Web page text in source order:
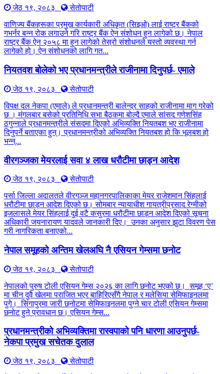
जेठ १९, २०८३
सेतोपाटी
वाणिज्य बैंकहरूका प्रमुख कार्यकारी अधिकृत (सिइओ) लाई राष्ट्र बैंकको
गभर्नर बन्न रोक लगाउने गरि राष्ट्र बैंक ऐन संशोधन हुन लागेको छ। नेपाल
राष्ट्र बैंक ऐन २०५८ मा हुन लागेको तेस्रो संशोधनले यस्तो व्यवस्था गर्न
लागेको हो। ऐन संशोधनको लागि गत...
नियतवश बोलेको भए प्रधानमन्त्रीले राजीनामा दिनुपर्छ- एमाले
जेठ १९, २०८३
सेतोपाटी
विपक्ष दल नेकपा (एमाले) ले प्रधानमन्त्री बालेन्द्र साहको राजीनामा माग गरेको
छ । मंगलबार बसेको प्रतिनिधि सभा बैठकमा बोल्दै एमाले सांसद गणेशसिंह
ठगुन्नाले प्रधानमन्त्रीले संसदमा दिएको अभिव्यक्ति नियतबश भए राजीनामा
दिनुपर्ने बताएका हुन्। प्रधानमन्त्रीको अभिव्यक्ति नियतबश हो कि भूलबश हो
भन्न्...
वीरगञ्जका मेयरलाई सवा ४ लाख धरौटीमा छाड्न आदेश
जेठ १९, २०८३
सेतोपाटी
पर्सा जिल्ला अदालतले वीरगञ्ज महानगरपालिकाका मेयर राजेशमान सिंहलाई
धरौटीमा छाड्न आदेश दिएको छ। सोमबार न्यायाधीश गायत्रीप्रसाद रेग्मीको
इजलासले मेयर सिंहलाई दुई वटै कसुरमा धरौटीमा छाड्न आदेश दिएको सूचना
अधिकारी जयनारायण यादवले जानकारी दिए। उनका अनुसार झुटा विवरण पेस
गरी नागरिकता बनाएको...
नेपाल समूहको अन्तिम खेलअघि नै एसियन गेम्समा छनोट
जेठ १९, २०८३
सेतोपाटी
नेपालको पुरुष टोली एसियन गेम्स २०२६ का लागि छनोट भएको छ। समूह ‘ए’
मा चीन दुवै खेलमा पराजित भएर बाहिरिएसँगै नेपाल र मलेसिया सेमिफाइनलमा
पुगे। सिंगापुरमा जारी छनोटमा सेमिफाइनलमा पुग्ने चार टोली एसियन गेम्समा
छनोट हुने प्रावधान छ। एसियन गेम्स...
प्रधानमन्त्रीको अभिव्यक्तिमा रास्वपाको पनि धारणा आउनुपर्छ-
नेकपा प्रमुख सचेतक दुलाल
जेठ १९, २०८३
सेतोपाटी